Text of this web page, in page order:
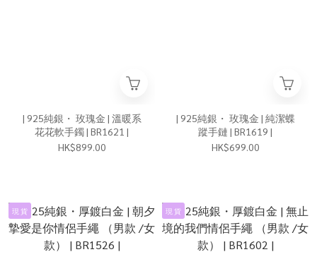
| 925純銀・ 玫瑰金 | 溫暖系
花花軟手鐲 | BR1621 |
HK$899.00
| 925純銀・ 玫瑰金 | 純潔蝶
蹤手鏈 | BR1619 |
HK$699.00
現 貨 現 貨